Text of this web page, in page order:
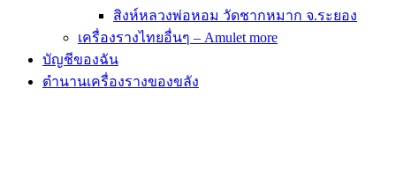
สิงห์หลวงพ่อหอม วัดชากหมาก จ.ระยอง
เครื่องรางไทยอื่นๆ – Amulet more
บัญชีของฉัน
ตำนานเครื่องรางของขลัง